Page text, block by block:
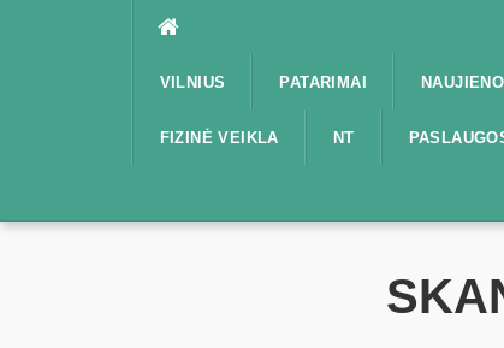
VILNIUS PATARIMAI
FIZINĖ VEIKLA NT